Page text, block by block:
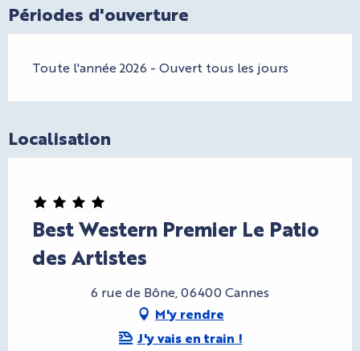
Périodes d'ouverture
Toute l'année 2026 - Ouvert tous les jours
Localisation
Best Western Premier Le Patio
des Artistes
6 rue de Bône, 06400 Cannes
M'y rendre
J'y vais en train !